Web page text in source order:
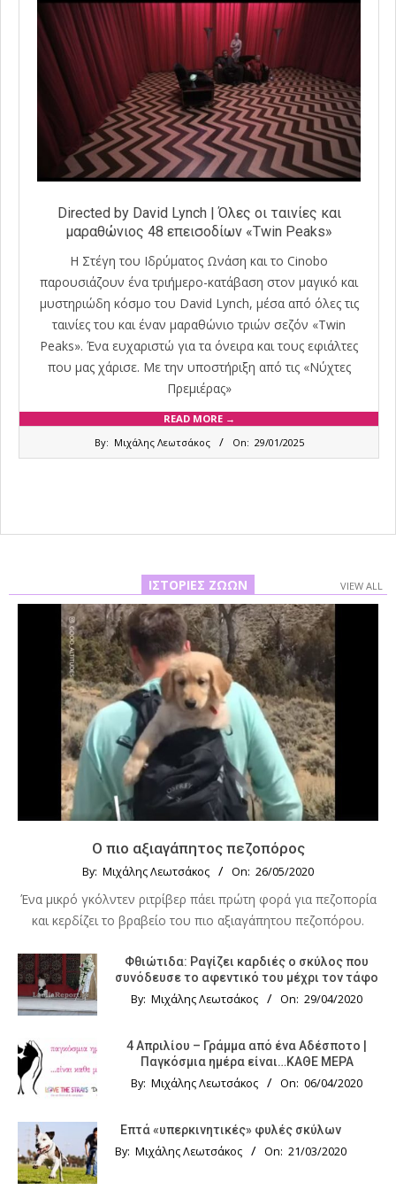
Directed by David Lynch | Όλες οι ταινίες και
μαραθώνιος 48 επεισοδίων «Twin Peaks»
Η Στέγη του Ιδρύματος Ωνάση και το Cinobo
παρουσιάζουν ένα τριήμερο-κατάβαση στον μαγικό και
μυστηριώδη κόσμο του David Lynch, μέσα από όλες τις
ταινίες του και έναν μαραθώνιο τριών σεζόν «Twin
Peaks». Ένα ευχαριστώ για τα όνειρα και τους εφιάλτες
που μας χάρισε. Με την υποστήριξη από τις «Νύχτες
Πρεμιέρας»
READ MORE →
By: Μιχάλης Λεωτσάκος On: 29/01/2025
ΙΣΤΟΡΊΕΣ ΖΏΩΝ VIEW ALL
Ο πιο αξιαγάπητος πεζοπόρος
By: Μιχάλης Λεωτσάκος On: 26/05/2020
Ένα μικρό γκόλντεν ριτρίβερ πάει πρώτη φορά για πεζοπορία
και κερδίζει το βραβείο του πιο αξιαγάπητου πεζοπόρου.
Φθιώτιδα: Ραγίζει καρδιές ο σκύλος που
συνόδευσε το αφεντικό του μέχρι τον τάφο
By: Μιχάλης Λεωτσάκος On: 29/04/2020
4 Απριλίου – Γράμμα από ένα Αδέσποτο |
Παγκόσμια ημέρα είναι…ΚΑΘΕ ΜΕΡΑ
By: Μιχάλης Λεωτσάκος On: 06/04/2020
Επτά «υπερκινητικές» φυλές σκύλων
By: Μιχάλης Λεωτσάκος On: 21/03/2020